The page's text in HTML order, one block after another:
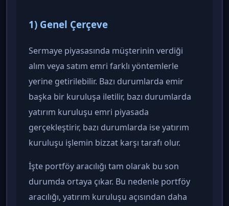
1) Genel Çerçeve
Sermaye piyasasında müşterinin verdiği
alım veya satım emri farklı yöntemlerle
yerine getirilebilir. Bazı durumlarda emir
başka bir kuruluşa iletilir, bazı durumlarda
yatırım kuruluşu emri piyasada
gerçekleştirir, bazı durumlarda ise yatırım
kuruluşu işlemin bizzat karşı tarafı olur.
İşte portföy aracılığı tam olarak bu son
durumda ortaya çıkar. Bu nedenle portföy
aracılığı, yatırım kuruluşu açısından daha